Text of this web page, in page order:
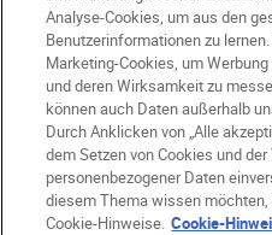
Kontaktieren Sie uns
Nutzungsbedingungen
Geschäftsbedingungen
Cookie-Hinweise
Cookie-Einstellungen
© 2026 Nikon
Analyse-Cookies, um aus den
Benutzerinformationen zu
Marketing-Cookies, um
und deren Wirksamkeit zu
können auch Daten außerhalb
Durch Anklicken von „Alle
dem Setzen von Cookies und
personenbezogener Daten
diesem Thema wissen
Cookie-Hinweise. Cookie-